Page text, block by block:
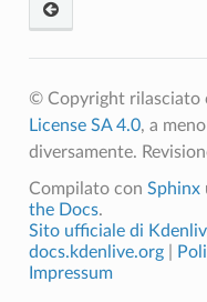
© Copyright rilasciato
License SA 4.0, a
diversamente.
Compilato con Sphinx
the Docs.
Sito ufficiale di
docs.kdenlive.org
Impressum